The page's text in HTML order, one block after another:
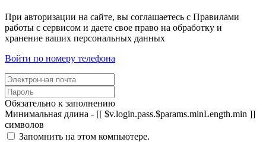
При авторизации на сайте, вы соглашаетесь с Правилами
работы с сервисом и даете свое право на обработку и
хранение ваших персональных данных
Войти по номеру телефона
Обязательно к заполнению
Минимальная длина - [[ $v.login.pass.$params.minLength.min ]]
символов
Запомнить на этом компьютере.